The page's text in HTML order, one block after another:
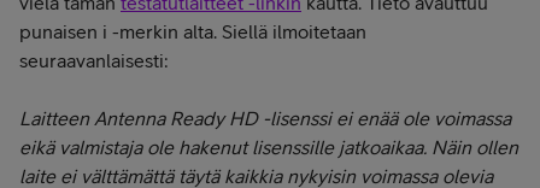
punaisen i -merkin alta. Siellä ilmoitetaan
seuraavanlaisesti:
Laitteen Antenna Ready HD -lisenssi ei enää ole voimassa
eikä valmistaja ole hakenut lisenssille jatkoaikaa. Näin ollen
laite ei välttämättä täytä kaikkia nykyisin voimassa olevia